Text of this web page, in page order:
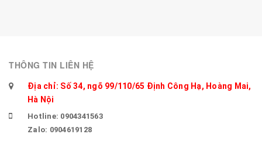
THÔNG TIN LIÊN HỆ
Địa chỉ: Số 34, ngõ 99/110/65 Định Công Hạ, Hoàng Mai,
Hà Nội
Hotline: 0904341563
Zalo: 0904619128